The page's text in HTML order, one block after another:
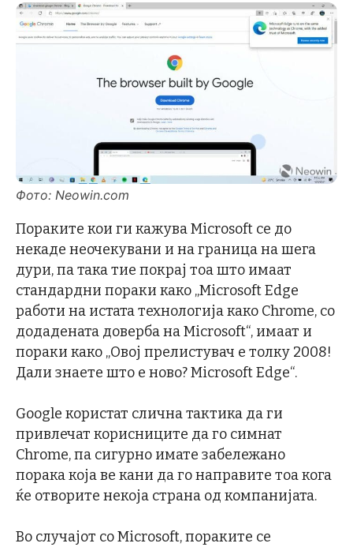
Фото: Neowin.com
Пораките кои ги кажува Microsoft се до
некаде неочекувани и на граница на шега
дури, па така тие покрај тоа што имаат
стандардни пораки како „Microsoft Edge
работи на истата технологија како Chrome, со
додадената доверба на Microsoft“, имаат и
пораки како „Овој прелистувач е толку 2008!
Дали знаете што е ново? Microsoft Edge“.
Google користат слична тактика да ги
привлечат корисниците да го симнат
Chrome, па сигурно имате забележано
порака која ве кани да го направите тоа кога
ќе отворите некоја страна од компанијата.
Во случајот со Microsoft, пораките се